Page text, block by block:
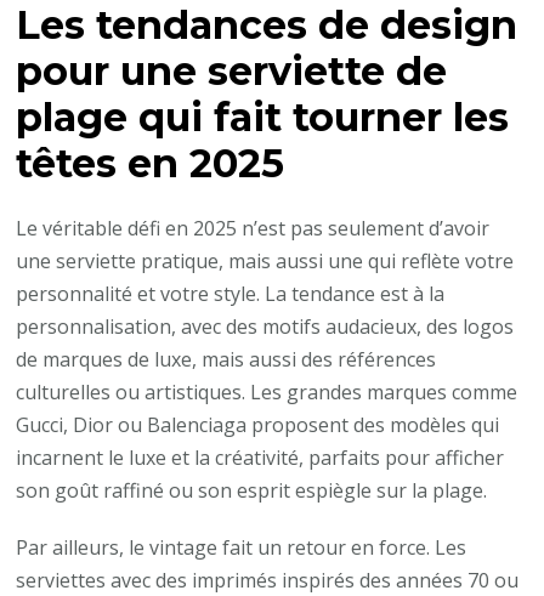
Les tendances de design
pour une serviette de
plage qui fait tourner les
têtes en 2025
Le véritable défi en 2025 n’est pas seulement d’avoir
une serviette pratique, mais aussi une qui reflète votre
personnalité et votre style. La tendance est à la
personnalisation, avec des motifs audacieux, des logos
de marques de luxe, mais aussi des références
culturelles ou artistiques. Les grandes marques comme
Gucci, Dior ou Balenciaga proposent des modèles qui
incarnent le luxe et la créativité, parfaits pour afficher
son goût raffiné ou son esprit espiègle sur la plage.
Par ailleurs, le vintage fait un retour en force. Les
serviettes avec des imprimés inspirés des années 70 ou